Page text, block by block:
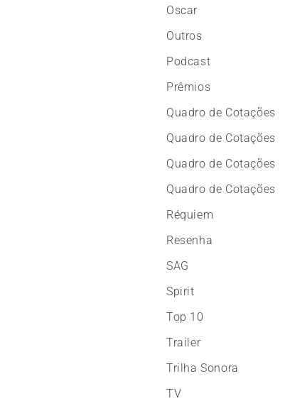
Oscar
Outros
Podcast
Prêmios
Quadro de Cotações
Quadro de Cotações
Quadro de Cotações
Quadro de Cotações
Réquiem
Resenha
SAG
Spirit
Top 10
Trailer
Trilha Sonora
TV